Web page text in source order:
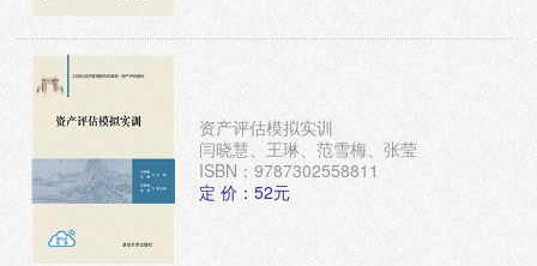
资产评估模拟实训
闫晓慧、王琳、范雪梅、张莹
ISBN：9787302558811
定 价：52元